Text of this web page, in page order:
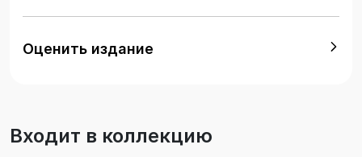
студентам, обучающимся по направлению
«Педагогическое образование», профиль
подготовки «Начальное образование».
Оценить издание
Входит в коллекцию